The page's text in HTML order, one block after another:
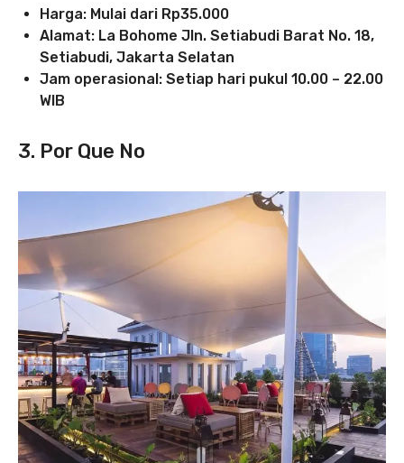
Harga: Mulai dari Rp35.000
Alamat: La Bohome Jln. Setiabudi Barat No. 18,
Setiabudi, Jakarta Selatan
Jam operasional: Setiap hari pukul 10.00 – 22.00
WIB
3. Por Que No